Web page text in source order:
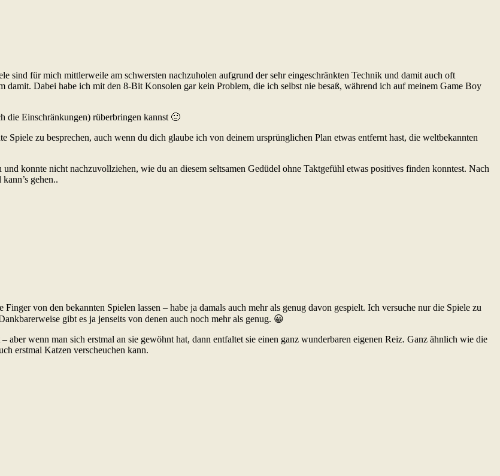
sind für mich mittlerweile am schwersten nachzuholen aufgrund der sehr eingeschränkten Technik und damit auch oft
Dabei habe ich mit den 8-Bit Konsolen gar kein Problem, die ich selbst nie besaß, während ich auf meinem Game Boy
die Einschränkungen) rüberbringen kannst 🙂
Spiele zu besprechen, auch wenn du dich glaube ich von deinem ursprünglichen Plan etwas entfernt hast, die weltbekannten
konnte nicht nachzuvollziehen, wie du an diesem seltsamen Gedüdel ohne Taktgefühl etwas positives finden konntest. Nach
gehen..
von den bekannten Spielen lassen – habe ja damals auch mehr als genug davon gespielt. Ich versuche nur die Spiele zu
gibt es ja jenseits von denen auch noch mehr als genug. 😀
wenn man sich erstmal an sie gewöhnt hat, dann entfaltet sie einen ganz wunderbaren eigenen Reiz. Ganz ähnlich wie die
erstmal Katzen verscheuchen kann.